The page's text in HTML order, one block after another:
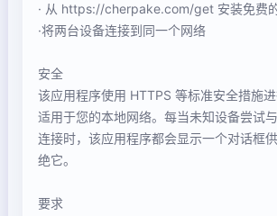
· 从 https://cherpake.com/get 安装免费
·将两台设备连接到同一个网络
安全
该应用程序使用 HTTPS 等标准安全措施
适用于您的本地网络。每当未知设备尝试
连接时，该应用程序都会显示一个对话框
绝它。
要求